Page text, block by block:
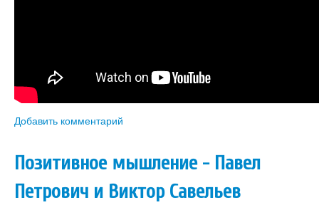
Добавить комментарий
Позитивное мышление - Павел
Петрович и Виктор Савельев